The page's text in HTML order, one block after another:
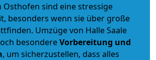
Osthofen sind eine stressige
besonders wenn sie über große
Umzüge von Halle Saale
besondereVorbereitung und
, um sicherzustellen, dass alles